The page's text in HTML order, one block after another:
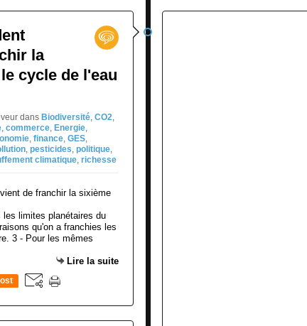
la
cycle de l'eau
dans Biodiversité, CO2,
, commerce, Energie,
, finance, GES,
, pesticides, politique,
climatique, richesse
les limites planétaires du
qu'on a franchies les
3 - Pour les mêmes
Lire la suite